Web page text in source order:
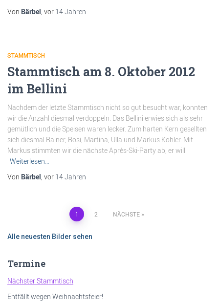
Von Bärbel, vor 14 Jahren
STAMMTISCH
Stammtisch am 8. Oktober 2012
im Bellini
Nachdem der letzte Stammtisch nicht so gut besucht war, konnten
wir die Anzahl diesmal verdoppeln. Das Bellini erwies sich als sehr
gemütlich und die Speisen waren lecker. Zum harten Kern gesellten
sich diesmal Rainer, Rosi, Martina, Ulla und Markus Kohler. Mit
Markus stimmten wir die nächste Après-Ski-Party ab, er will
Weiterlesen…
Von Bärbel, vor 14 Jahren
Beitragsnavigation
1 2 NÄCHSTE
Alle neuesten Bilder sehen
Termine
Nächster Stammtisch
Entfällt wegen Weihnachtsfeier!